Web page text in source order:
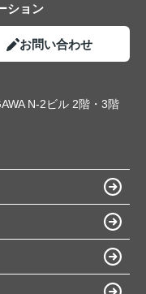
ション
お問い合わせ
N-2ビル 2階・3階